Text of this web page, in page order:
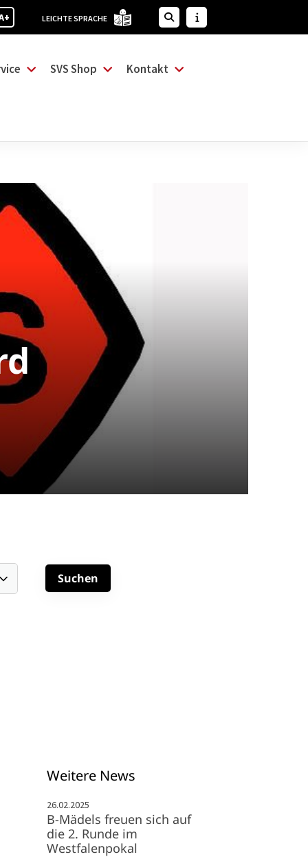
LEICHTE SPRACHE
SVS Shop Kontakt
Weitere News
26.02.2025
B-Mädels freuen sich auf
die 2. Runde im
Westfalenpokal
Konrad-Straße 100
Gütersloh